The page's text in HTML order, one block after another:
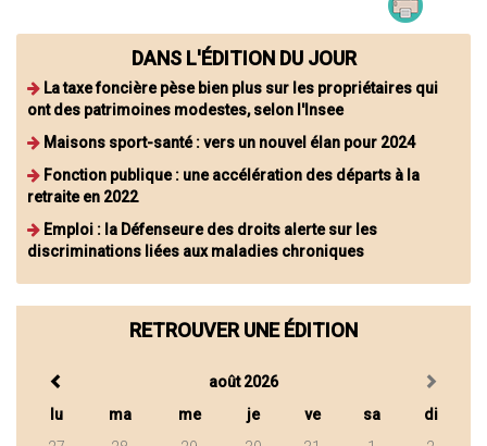
DANS L'ÉDITION DU JOUR
La taxe foncière pèse bien plus sur les propriétaires qui
ont des patrimoines modestes, selon l'Insee
Maisons sport-santé : vers un nouvel élan pour 2024
Fonction publique : une accélération des départs à la
retraite en 2022
Emploi : la Défenseure des droits alerte sur les
discriminations liées aux maladies chroniques
RETROUVER UNE ÉDITION
août 2026
lu
ma me je ve sa
di